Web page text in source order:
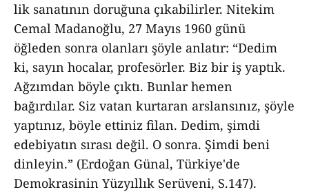
lik sanatının doruğuna çıkabilirler. Nitekim
Cemal Madanoğlu, 27 Mayıs 1960 günü
öğleden sonra olanları şöyle anlatır: “Dedim
ki, sayın hocalar, profesörler. Biz bir iş yaptık.
Ağzımdan böyle çıktı. Bunlar hemen
bağırdılar. Siz vatan kurtaran arslansınız, şöyle
yaptınız, böyle ettiniz filan. Dedim, şimdi
edebiyatın sırası değil. O sonra. Şimdi beni
dinleyin.” (Erdoğan Günal, Türkiye'de
Demokrasinin Yüzyıllık Serüveni, S.147).